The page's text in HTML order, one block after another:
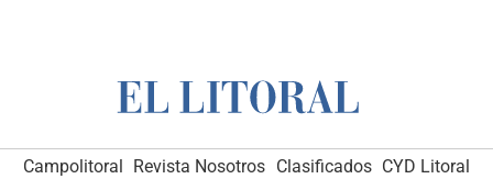
Campolitoral Revista Nosotros Clasificados CYD Litoral